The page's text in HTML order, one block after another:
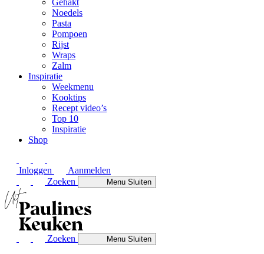
Gehakt
Noedels
Pasta
Pompoen
Rijst
Wraps
Zalm
Inspiratie
Weekmenu
Kooktips
Recept video’s
Top 10
Inspiratie
Shop
Inloggen
Aanmelden
Zoeken
MenuSluiten
Zoeken MenuSluiten